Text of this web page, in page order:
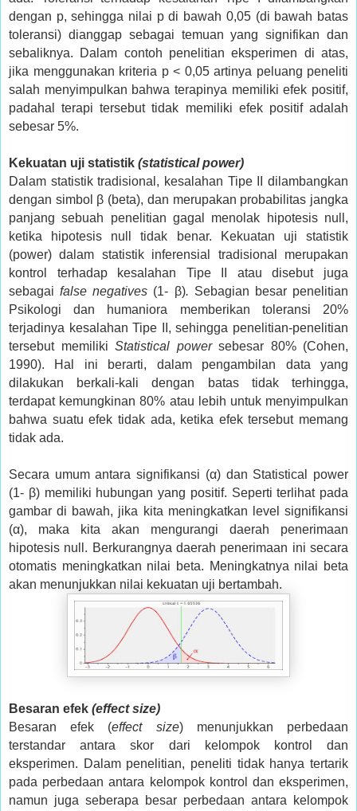
dengan p, sehingga nilai p di bawah 0,05 (di bawah batas
toleransi) dianggap sebagai temuan yang signifikan dan
sebaliknya. Dalam contoh penelitian eksperimen di atas,
jika menggunakan kriteria p < 0,05 artinya peluang peneliti
salah menyimpulkan bahwa terapinya memiliki efek positif,
padahal terapi tersebut tidak memiliki efek positif adalah
sebesar 5%.
Kekuatan uji statistik (statistical power)
Dalam statistik tradisional, kesalahan Tipe II dilambangkan
dengan simbol β (beta), dan merupakan probabilitas jangka
panjang sebuah penelitian gagal menolak hipotesis null,
ketika hipotesis null tidak benar. Kekuatan uji statistik
(power) dalam statistik inferensial tradisional merupakan
kontrol terhadap kesalahan Tipe II atau disebut juga
sebagaifalse negatives (1- β). Sebagian besar penelitian
Psikologi dan humaniora memberikan toleransi 20%
terjadinya kesalahan Tipe II, sehingga penelitian-penelitian
tersebut memiliki Statistical powersebesar 80% (Cohen,
1990). Hal ini berarti, dalam pengambilan data yang
dilakukan berkali-kali dengan batas tidak terhingga,
terdapat kemungkinan 80% atau lebih untuk menyimpulkan
bahwa suatu efek tidak ada, ketika efek tersebut memang
tidak ada.
Secara umum antara signifikansi (α) dan Statistical power
(1- β) memiliki hubungan yang positif. Seperti terlihat pada
gambar di bawah, jika kita meningkatkan level signifikansi
(α), maka kita akan mengurangi daerah penerimaan
hipotesis null. Berkurangnya daerah penerimaan ini secara
otomatis meningkatkan nilai beta. Meningkatnya nilai beta
akan menunjukkan nilai kekuatan uji bertambah.
Besaran efek (effect size)
Besaran efek (effect size) menunjukkan perbedaan
terstandar antara skor dari kelompok kontrol dan
eksperimen. Dalam penelitian, peneliti tidak hanya tertarik
pada perbedaan antara kelompok kontrol dan eksperimen,
namun juga seberapa besar perbedaan antara kelompok